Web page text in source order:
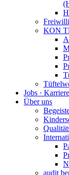
KON
Jobs · Karriere
Über uns
audit